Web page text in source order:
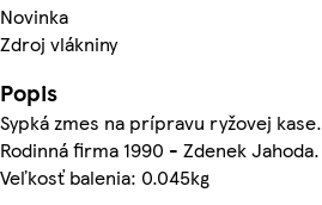
Novinka
Zdroj vlákniny
Popis
Sypká zmes na prípravu ryžovej kase.
Rodinná firma 1990 - Zdenek Jahoda.
Veľkosť balenia: 0.045kg